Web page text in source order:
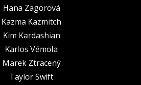
Hana Zagorová
Kazma Kazmitch
Kim Kardashian
Karlos Vémola
Marek Ztracený
Taylor Swift